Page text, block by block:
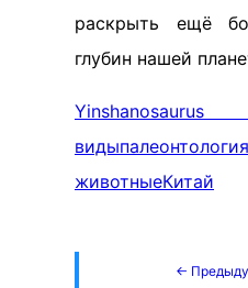
раскрыть ещё
глубин нашей
видыпалеонтология
животныеКитай
←